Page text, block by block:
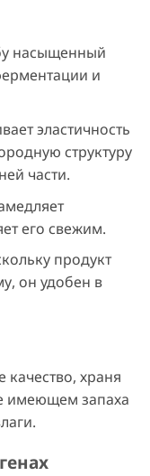
насыщенный
и
эластичность
структуру
части.
его свежим.
продукт
он удобен в
храня
имеющем запаха